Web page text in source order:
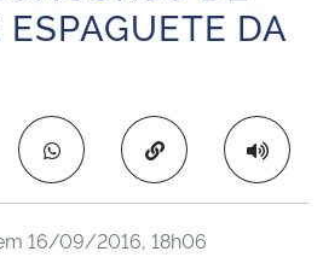
e Abastecimento
DA
Copiar para área
16/09/2016, 18h06